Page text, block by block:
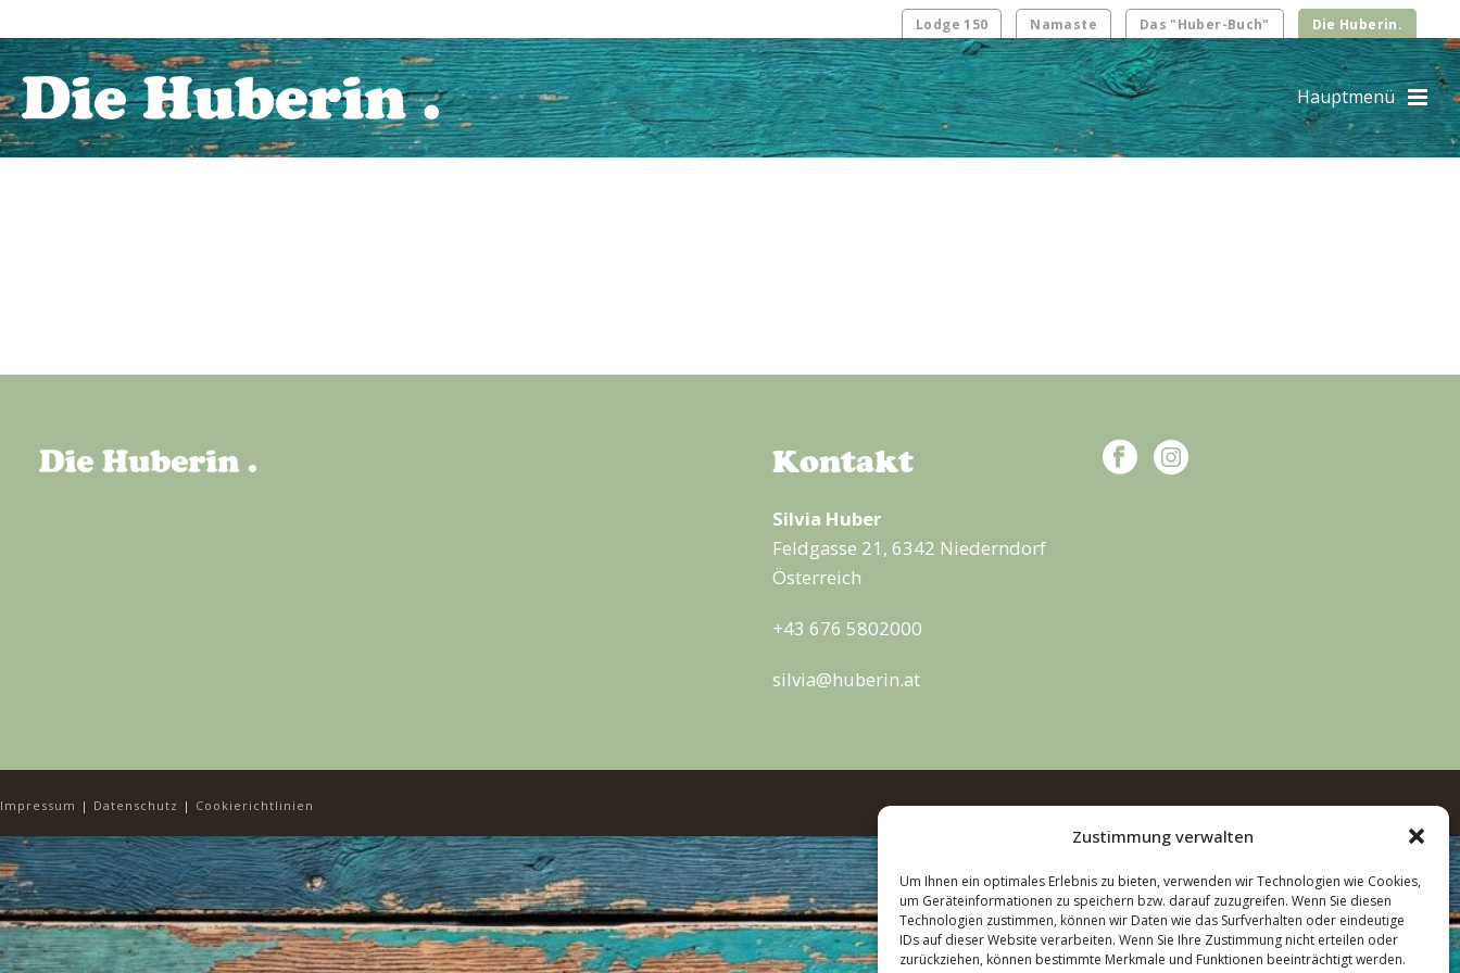
Zustimmung verwalten
Um Ihnen ein optimales Erlebnis zu bieten, verwenden wir Technologien wie Cookies,
um Geräteinformationen zu speichern bzw. darauf zuzugreifen. Wenn Sie diesen
Technologien zustimmen, können wir Daten wie das Surfverhalten oder eindeutige
IDs auf dieser Website verarbeiten. Wenn Sie Ihre Zustimmung nicht erteilen oder
zurückziehen, können bestimmte Merkmale und Funktionen beeinträchtigt werden.
Lodge 150 Namaste Das "Huber-Buch" Die Huberin.
Kontakt
Silvia Huber
Feldgasse 21, 6342 Niederndorf
Österreich
+43 676 5802000
silvia@huberin.at
Impressum | Datenschutz | Cookierichtlinien